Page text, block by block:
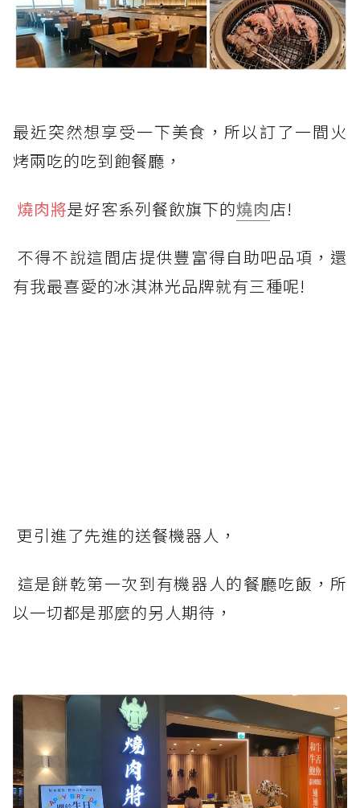
最近突然想享受一下美食，所以訂了一間火
烤兩吃的吃到飽餐廳，
燒肉將是好客系列餐飲旗下的燒肉店!
不得不說這間店提供豐富得自助吧品項，還
有我最喜愛的冰淇淋光品牌就有三種呢!
更引進了先進的送餐機器人，
這是餅乾第一次到有機器人的餐廳吃飯，所
以一切都是那麼的另人期待，